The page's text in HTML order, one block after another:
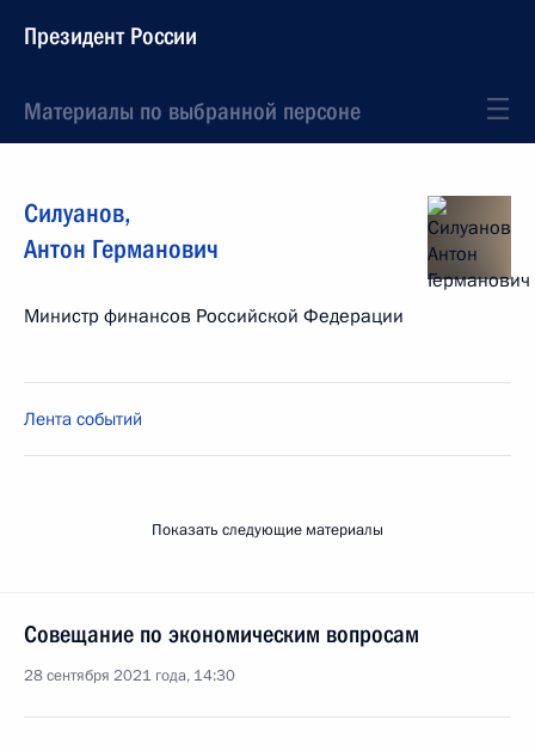
Президент России
Материалы по выбранной персоне
Силуанов,
Антон Германович
Министр финансов Российской Федерации
Лента событий
Показать следующие материалы
Совещание по экономическим вопросам
28 сентября 2021 года, 14:30